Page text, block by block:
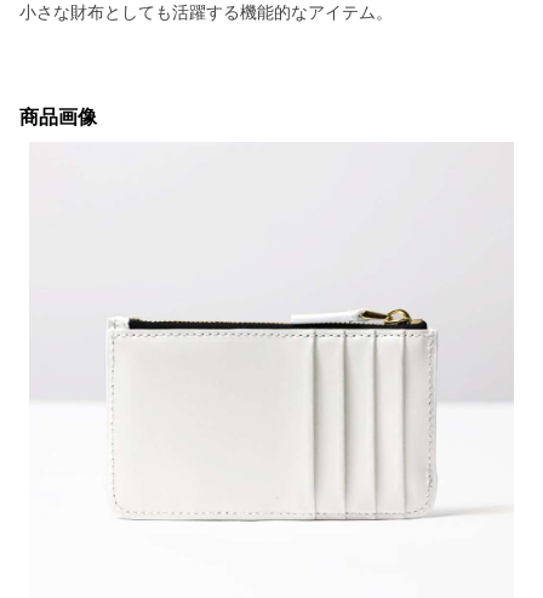
小さな財布としても活躍する機能的なアイテム。
商品画像